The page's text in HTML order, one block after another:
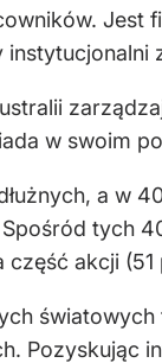
w swoim
a w
Spośród
akcji (51
Pozyskując